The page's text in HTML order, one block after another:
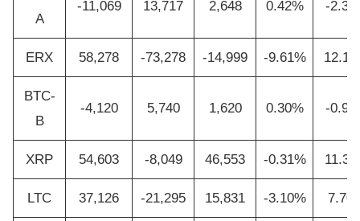
A
-11,069 13,717 2,648 0.42% -
ERX 58,278 -73,278 -14,999 -9.61%
BTC-
B
-4,120 5,740 1,620 0.30% -
XRP 54,603 -8,049 46,553 -0.31%
LTC 37,126 -21,295 15,831 -3.10%